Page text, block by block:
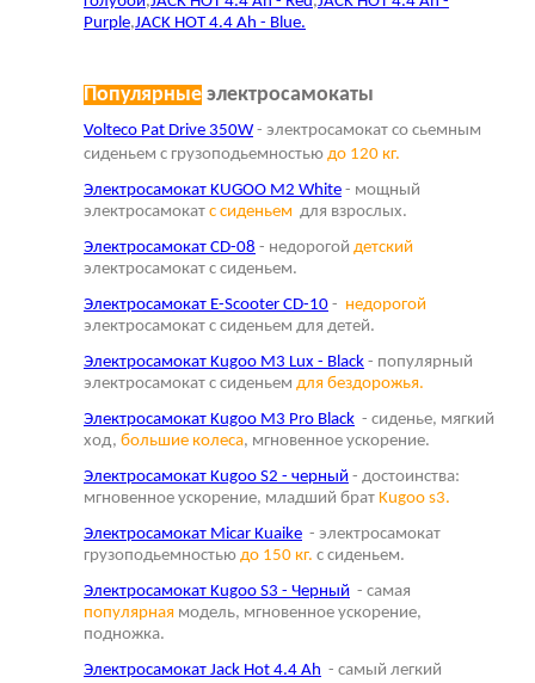
Purple,JACK HOT 4.4 Ah - Blue.
Популярные электросамокаты
Volteco Pat Drive 350W - электросамокат со сьемным
сиденьем с грузоподьемностью до 120 кг.
Электросамокат KUGOO M2 White - мощный
электросамокат с сиденьем для взрослых.
Электросамокат CD-08 - недорогой детский
электросамокат с сиденьем.
Электросамокат E-Scooter CD-10 - недорогой
электросамокат с сиденьем для детей.
Электросамокат Kugoo M3 Lux - Black - популярный
электросамокат с сиденьем для бездорожья.
Электросамокат Kugoo M3 Pro Black - сиденье, мягкий
ход, большие колеса, мгновенное ускорение.
Электросамокат Kugoo S2 - черный - достоинства:
мгновенное ускорение, младший брат Kugoo s3.
Электросамокат Micar Kuaike - электросамокат
грузоподьемностью до 150 кг. с сиденьем.
Электросамокат Kugoo S3 - Черный - самая
популярная модель, мгновенное ускорение,
подножка.
Электросамокат Jack Hot 4.4 Ah - самый легкий